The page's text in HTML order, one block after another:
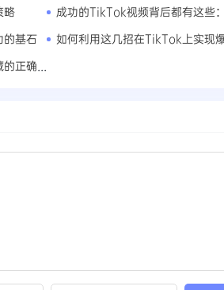
略
的基石 如何利用这几招在TikTok上实现